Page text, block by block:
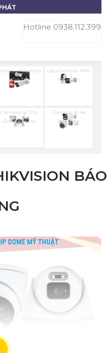
Hotline 0938.112.399
Hikvision
Giá Rẻ
Lắp Camera Wifi
Hikvision
Camera Ip Thu
Âm Hikvision
Camera Ip 4k
Hikvision
BÁO